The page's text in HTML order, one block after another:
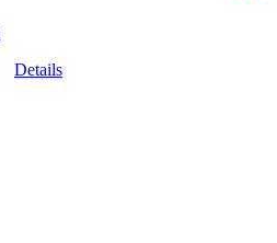
Details